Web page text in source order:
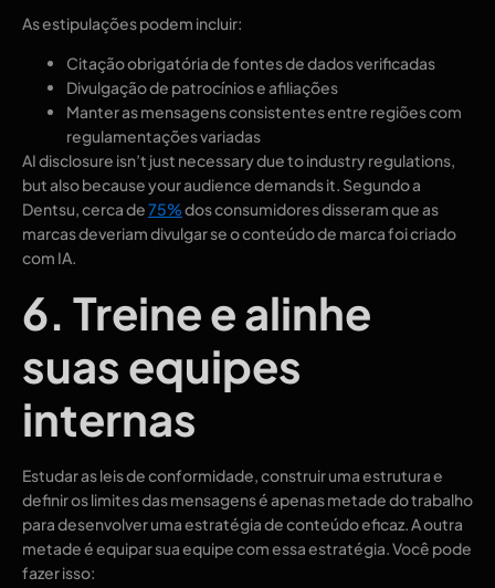
As estipulações podem incluir:
Citação obrigatória de fontes de dados verificadas
Divulgação de patrocínios e afiliações
Manter as mensagens consistentes entre regiões com
regulamentações variadas
AI disclosure isn’t just necessary due to industry regulations,
but also because your audience demands it. Segundo a
Dentsu, cerca de75%dos consumidores disseram que as
marcas deveriam divulgar se o conteúdo de marca foi criado
com IA.
6. Treine e alinhe
suas equipes
internas
Estudar as leis de conformidade, construir uma estrutura e
definir os limites das mensagens é apenas metade do trabalho
para desenvolver uma estratégia de conteúdo eficaz. A outra
metade é equipar sua equipe com essa estratégia. Você pode
fazer isso: